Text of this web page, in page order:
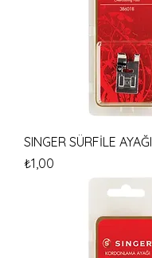
SINGER SÜRFİLE AYAĞI
Fiyat
₺1,00